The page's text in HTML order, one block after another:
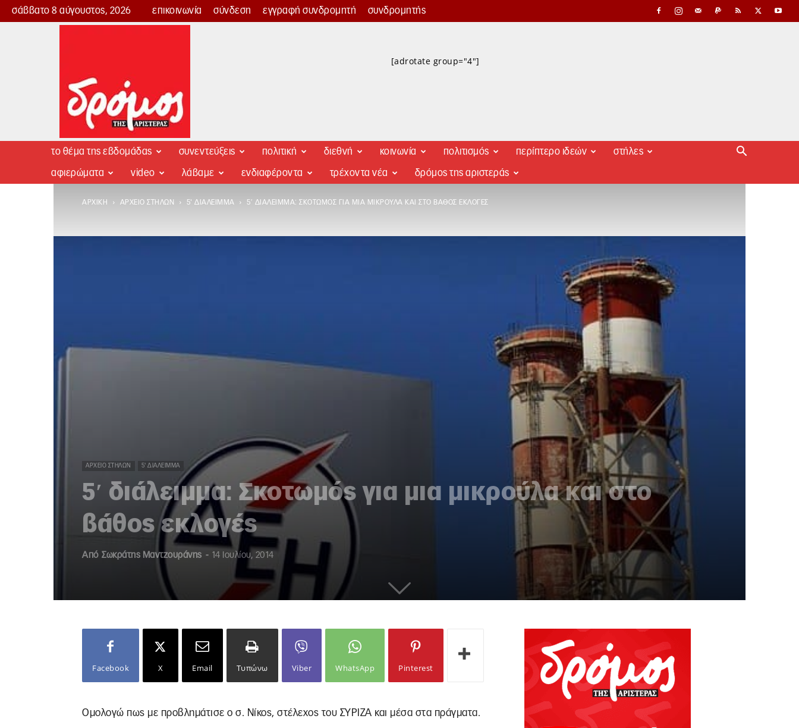
σάββατο 8 αύγουστος, 2026 επικοινωνία σύνδεση εγγραφή συνδρομητή συνδρομητής
Δρόμος
[adrotate group="4"]
το θέμα της εβδομάδας συνεντεύξεις πολιτική διεθνή κοινωνία πολιτισμός περίπτερο ιδεών στήλες
αφιερώματα video λάβαμε ενδιαφέροντα τρέχοντα νέα δρόμος της αριστεράς
ΑΡΧΙΚΉ ΑΡΧΕΊΟ ΣΤΗΛΏΝ 5' ΔΙΆΛΕΙΜΜΑ 5′ ΔΙΆΛΕΙΜΜΑ: ΣΚΟΤΩΜΌΣ ΓΙΑ ΜΙΑ ΜΙΚΡΟΎΛΑ ΚΑΙ ΣΤΟ ΒΆΘΟΣ ΕΚΛΟΓΈΣ
ΑΡΧΕΊΟ ΣΤΗΛΏΝ 5' ΔΙΆΛΕΙΜΜΑ
5′ διάλειμμα: Σκοτωμός για μια μικρούλα και στο
βάθος εκλογές
Από Σωκράτης Μαντζουράνης - 14 Ιουλίου, 2014
Facebook X Email Τυπώνω Viber WhatsApp Pinterest
Ομολογώ πως με προβλημάτισε ο σ. Νίκος, στέλεχος του ΣΥΡΙΖΑ και μέσα στα πράγματα.